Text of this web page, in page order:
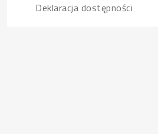
Deklaracja dostępności